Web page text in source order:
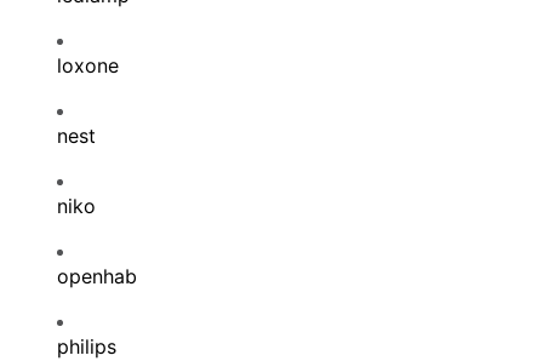
loxone
nest
niko
openhab
philips